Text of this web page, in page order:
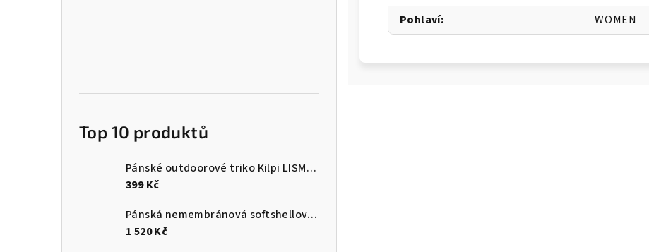
Top 10 produktů
Pánské outdoorové triko Kilpi LISMAIN-M
399 Kč
Pánská nemembránová softshellová běžecká bunda Kilpi BALEO-M
1 520 Kč
Pohlaví: WOMEN